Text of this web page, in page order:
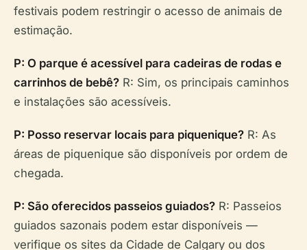
festivais podem restringir o acesso de animais de
estimação.
P: O parque é acessível para cadeiras de rodas e
carrinhos de bebê? R: Sim, os principais caminhos
e instalações são acessíveis.
P: Posso reservar locais para piquenique? R: As
áreas de piquenique são disponíveis por ordem de
chegada.
P: São oferecidos passeios guiados? R: Passeios
guiados sazonais podem estar disponíveis —
verifique os sites da Cidade de Calgary ou dos